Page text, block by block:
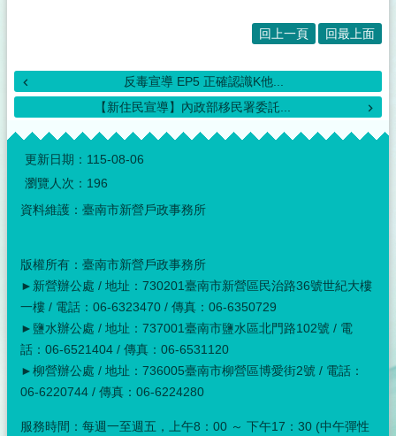
回上一頁 回最上面
反毒宣導 EP5 正確認識K他...
【新住民宣導】內政部移民署委託...
:::
更新日期： 115-08-06
瀏覽人次： 196
資料維護：臺南市新營戶政事務所
版權所有：臺南市新營戶政事務所
►新營辦公處 / 地址：730201臺南市新營區民治路36號世紀大樓
一樓 / 電話：06-6323470 / 傳真：06-6350729
►鹽水辦公處 / 地址：737001臺南市鹽水區北門路102號 / 電
話：06-6521404 / 傳真：06-6531120
►柳營辦公處 / 地址：736005臺南市柳營區博愛街2號 / 電話：
06-6220744 / 傳真：06-6224280
服務時間：每週一至週五，上午8：00 ～ 下午17：30 (中午彈性